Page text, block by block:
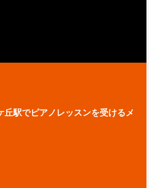
丘駅でピアノレッスンを受けるメ